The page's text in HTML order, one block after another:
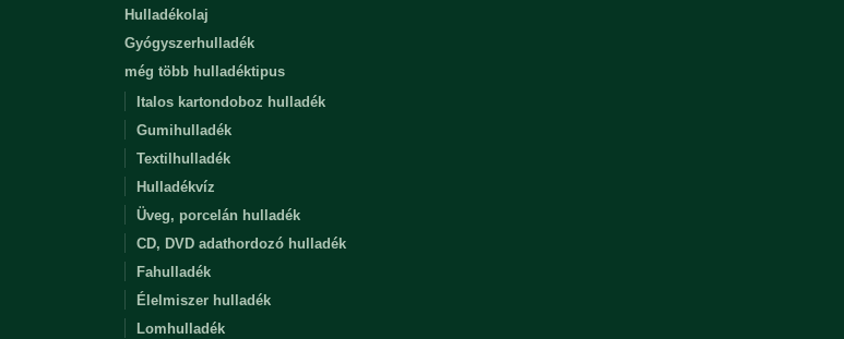
Hulladékolaj
Gyógyszerhulladék
még több hulladéktipus
Italos kartondoboz hulladék
Gumihulladék
Textilhulladék
Hulladékvíz
Üveg, porcelán hulladék
CD, DVD adathordozó hulladék
Fahulladék
Élelmiszer hulladék
Lomhulladék